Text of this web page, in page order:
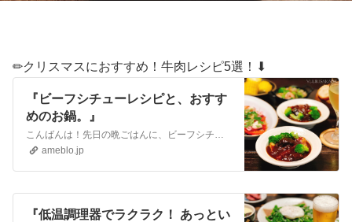
✏︎クリスマスにおすすめ！牛肉レシピ5選！⬇︎
『ビーフシチューレシピと、おすす
めのお鍋。』
こんばんは！先日の晩ごはんに、ビーフシチューをつくりました。✏︎他のおかずは暑い日のおつまみにぴったり、さっぱり美味しくて、夏にリピートして作ってます。ビーフ…
ameblo.jp
『低温調理器でラクラク！ あっとい